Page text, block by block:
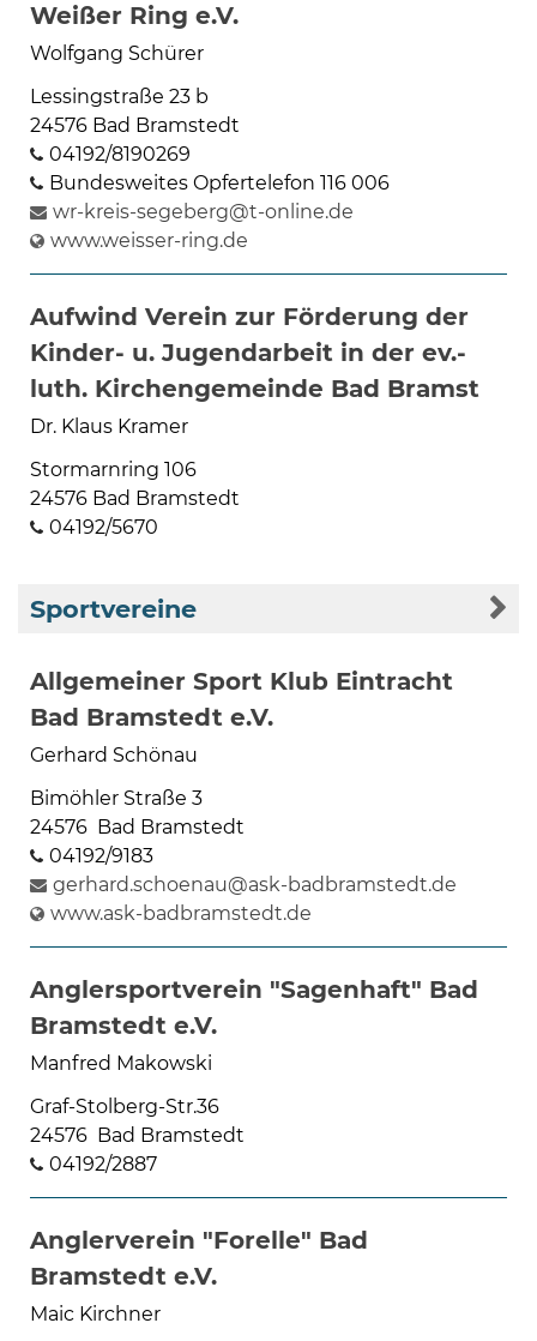
Weißer Ring e.V.
Wolfgang Schürer
Lessingstraße 23 b
24576 Bad Bramstedt
04192/8190269
Bundesweites Opfertelefon 116 006
wr-kreis-segeberg@t-online.de
www.weisser-ring.de
Aufwind Verein zur Förderung der
Kinder- u. Jugendarbeit in der ev.-
luth. Kirchengemeinde Bad Bramst
Dr. Klaus Kramer
Stormarnring 106
24576 Bad Bramstedt
04192/5670
Sportvereine
Allgemeiner Sport Klub Eintracht
Bad Bramstedt e.V.
Gerhard Schönau
Bimöhler Straße 3
24576 Bad Bramstedt
04192/9183
gerhard.schoenau@ask-badbramstedt.de
www.ask-badbramstedt.de
Anglersportverein "Sagenhaft" Bad
Bramstedt e.V.
Manfred Makowski
Graf-Stolberg-Str.36
24576 Bad Bramstedt
04192/2887
Anglerverein "Forelle" Bad
Bramstedt e.V.
Maic Kirchner